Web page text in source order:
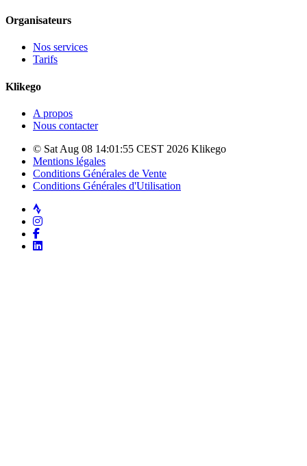
Organisateurs
Nos services
Tarifs
Klikego
A propos
Nous contacter
© Sat Aug 08 14:01:55 CEST 2026 Klikego
Mentions légales
Conditions Générales de Vente
Conditions Générales d'Utilisation
Strava
Instagram
Facebook
LinkedIn